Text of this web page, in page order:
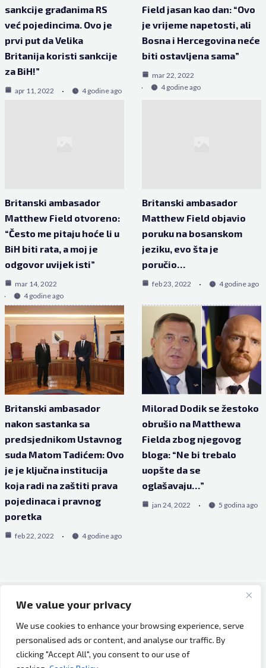
We value your privacy
We use cookies to enhance your browsing experience, serve
personalised ads or content, and analyse our traffic. By
clicking "Accept All", you consent to our use of
sankcije građanima RS
već pojedincima. Ovo je
prvi put da Velika
Britanija koristi sankcije
za BiH!”
apr 11, 2022 4 godine ago
Field jasan kao dan: “Ovo
je vrijeme napetosti, ali
Bosna i Hercegovina neće
biti ostavljena sama”
mar 22, 2022
4 godine ago
Britanski ambasador
Matthew Field otvoreno:
“Često me pitaju hoće li u
BiH biti rata, a moj je
odgovor uvijek isti”
mar 14, 2022
4 godine ago
Britanski ambasador
Matthew Field objavio
poruku na bosanskom
jeziku, evo šta je
poručio…
feb 23, 2022 4 godine ago
Britanski ambasador
nakon sastanka sa
predsjednikom Ustavnog
suda Matom Tadićem: Ovo
je je ključna institucija
koja radi na zaštiti prava
pojedinaca i pravnog
poretka
feb 22, 2022 4 godine ago
Milorad Dodik se žestoko
obrušio na Matthewa
Fielda zbog njegovog
bloga: “Ne bi trebalo
uopšte da se
oglašavaju…”
jan 24, 2022 5 godina ago
Copyright © 2026 Bh Dijaspora.
O nama
Marketing
Uslovi korištenja